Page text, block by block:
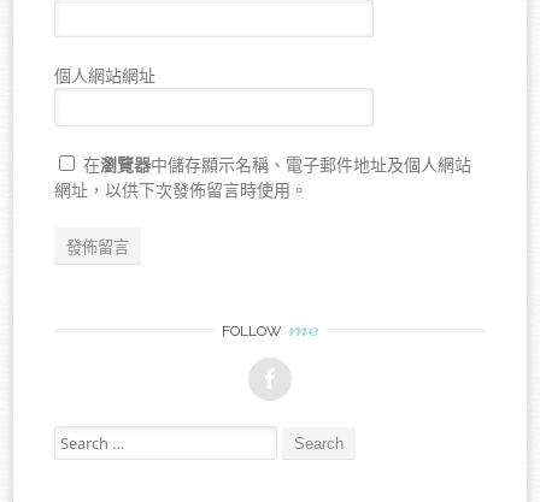
個人網站網址
在瀏覽器中儲存顯示名稱、電子郵件地址及個人網站
網址，以供下次發佈留言時使用。
FOLLOW me
Search for: